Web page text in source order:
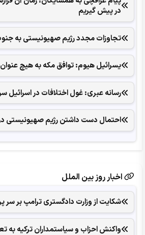
در پیش گیریم
تجاوزات مجدد رژیم صهیونیستی به
یسرائیل هیوم: توافق مکه به هیچ
رسانه عبری: غول اختلافات در اسرائیل
احتمال دست داشتن رژیم صهیونیستی در
اخبار روز بین الملل
شکایت از وزارت دادگستری ترامپ بر سر
واکنش احزاب و سیاستمداران ترکیه